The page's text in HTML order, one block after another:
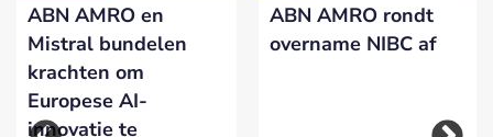
ABN AMRO en
Mistral bundelen
krachten om
Europese AI-
innovatie te
ABN AMRO rondt
overname NIBC af